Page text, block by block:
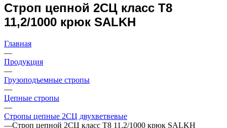
Строп цепной 2СЦ класс Т8
11,2/1000 крюк SALKH
Главная
—
Продукция
—
Грузоподъемные стропы
—
Цепные стропы
—
Стропы цепные 2СЦ двухветвевые
—Строп цепной 2СЦ класс Т8 11,2/1000 крюк SALKH